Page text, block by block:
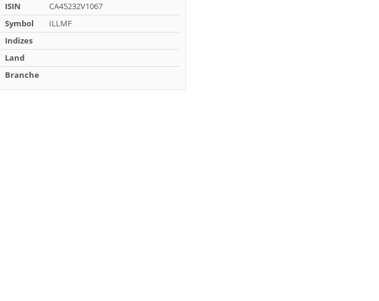
ISIN
CA45232V1067
Symbol
ILLMF
Indizes
Land
Branche